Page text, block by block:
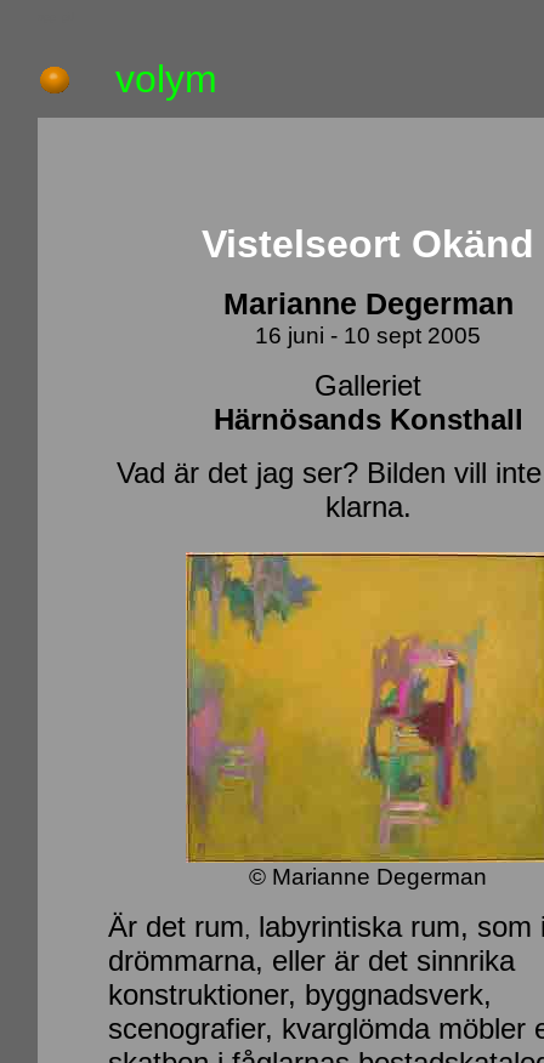
volym
Vistelseort Okänd
Marianne Degerman
16 juni - 10 sept 2005
Galleriet
Härnösands Konsthall
Vad är det jag ser? Bilden vill
klarna.
© Marianne Degerman
Är det rum, labyrintiska rum, som
drömmarna, eller är det sinnrika
konstruktioner, byggnadsverk,
scenografier, kvarglömda möbler